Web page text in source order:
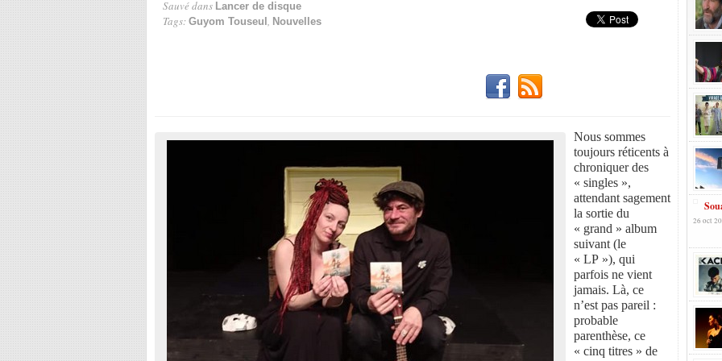
Sauvé dans Lancer de disque
Tags: Guyom Touseul , Nouvelles
Nous sommes
toujours réticents à
chroniquer des
« singles »,
attendant sagement
la sortie du
« grand » album
suivant (le
« LP »), qui
parfois ne vient
jamais. Là, ce
n’est pas pareil :
probable
parenthèse, ce
« cinq titres » de
26 oct